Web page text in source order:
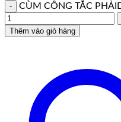
CÙM CÔNG TẮC
Thêm vào giỏ hàng